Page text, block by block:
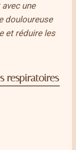
une
douloureuse
et réduire les
respiratoires